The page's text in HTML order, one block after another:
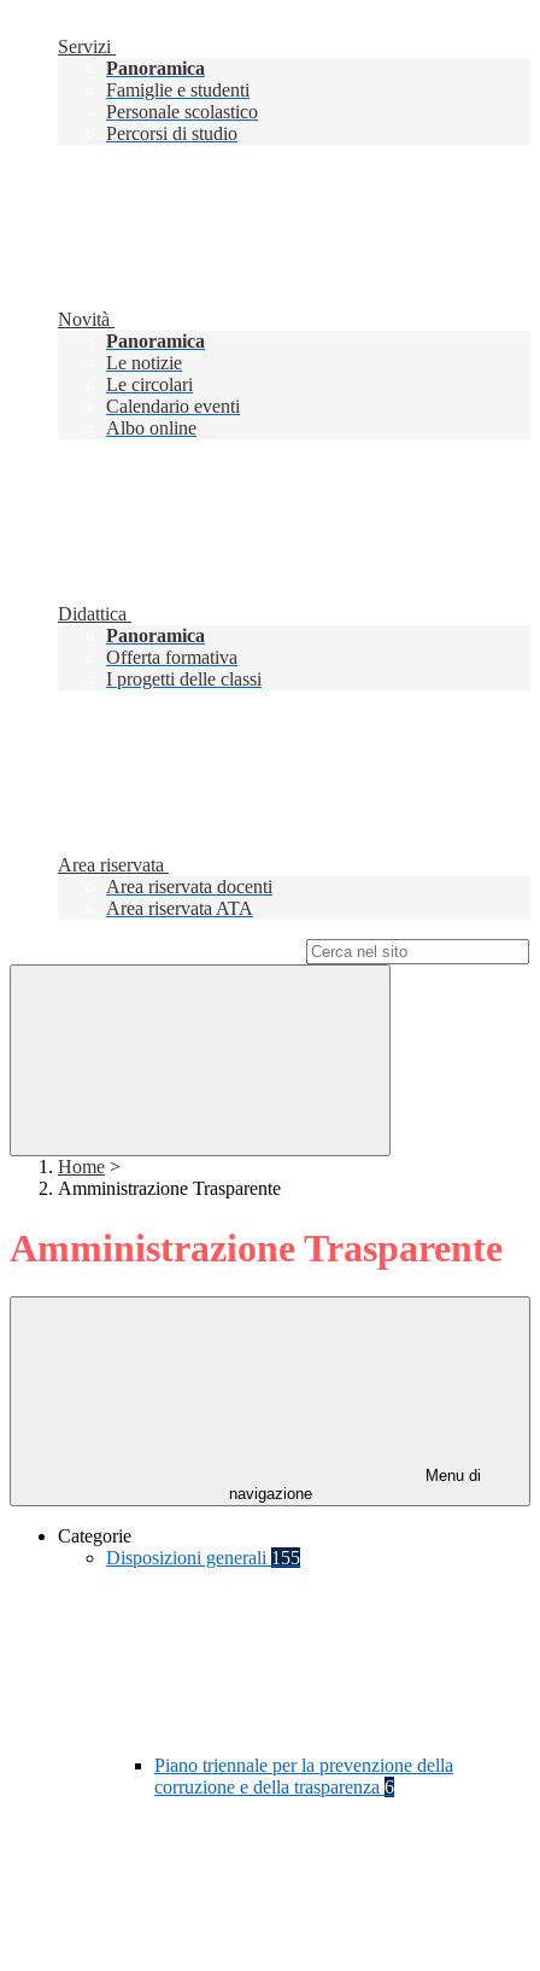
Servizi
Panoramica
Famiglie e studenti
Personale scolastico
Percorsi di studio
Novità
Panoramica
Le notizie
Le circolari
Calendario eventi
Albo online
Didattica
Panoramica
Offerta formativa
I progetti delle classi
Area riservata
Area riservata docenti
Area riservata ATA
Home >
Amministrazione Trasparente
Amministrazione Trasparente
Menu di
navigazione
Categorie
Disposizioni generali 155
Piano triennale per la prevenzione della
corruzione e della trasparenza 6